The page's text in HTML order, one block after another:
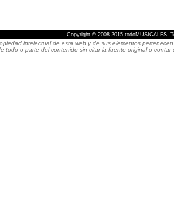
Copyright © 2008-2015 todoMUSICALES.
intelectual de esta web y de sus elementos
todo o parte del contenido sin citar la fuente original o